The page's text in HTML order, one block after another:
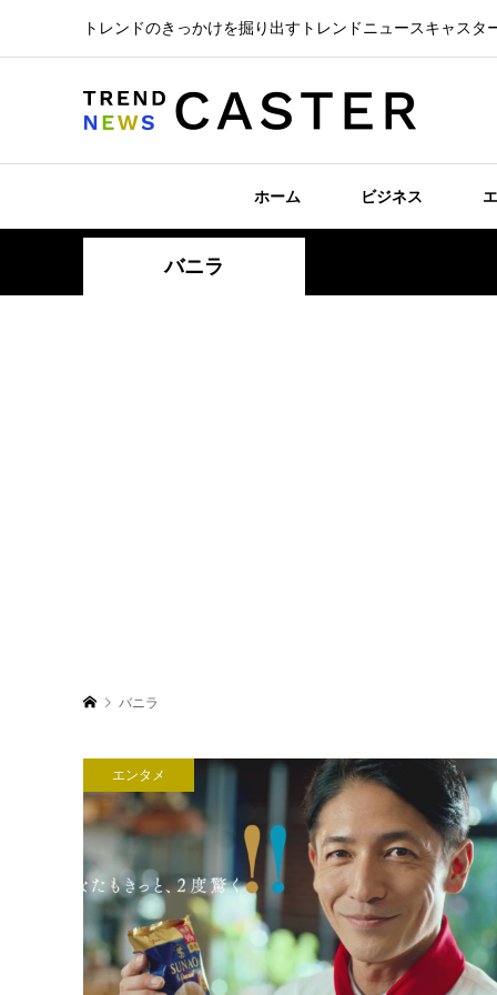
トレンドのきっかけを掘り出すトレンドニュースキャスタ
ホーム ビジネス
バニラ
バニラ
エンタメ